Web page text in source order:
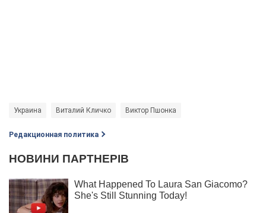
Украина Виталий Кличко Виктор Пшонка
Редакционная политика